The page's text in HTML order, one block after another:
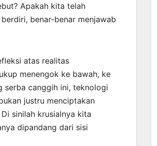
Apakah kita telah
benar-benar menjawab
atas realitas
menengok ke bawah, ke
serba canggih ini, teknologi
justru menciptakan
sinilah krusialnya kita
dipandang dari sisi